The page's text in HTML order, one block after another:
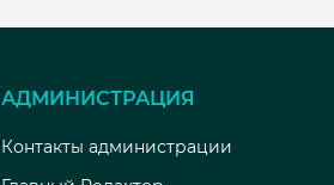
АДМИНИСТРАЦИЯ
Контакты администрации